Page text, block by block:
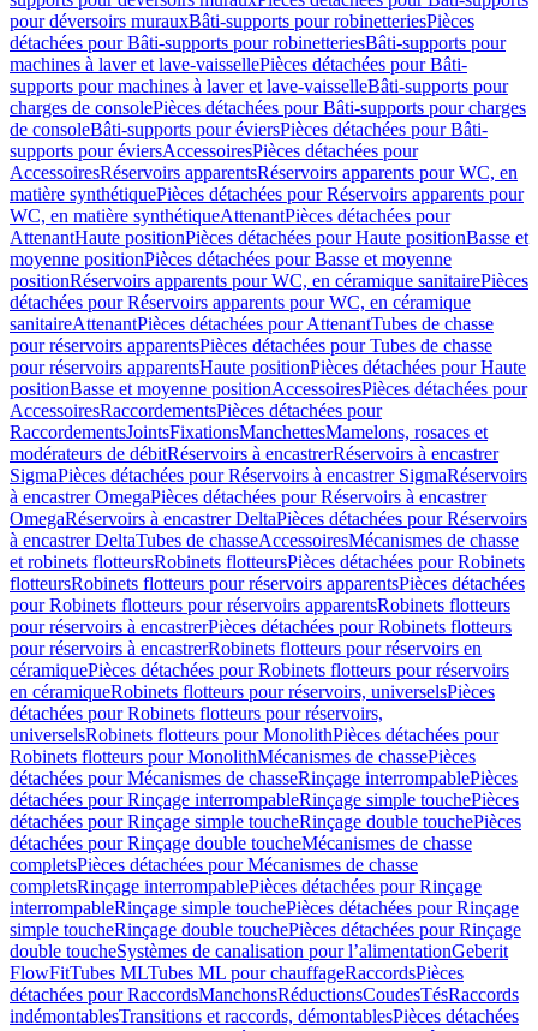
pour déversoirs murauxBâti-supports pour robinetteriesPièces
détachées pour Bâti-supports pour robinetteriesBâti-supports pour
machines à laver et lave-vaissellePièces détachées pour Bâti-
supports pour machines à laver et lave-vaisselleBâti-supports pour
charges de consolePièces détachées pour Bâti-supports pour charges
de consoleBâti-supports pour éviersPièces détachées pour Bâti-
supports pour éviersAccessoiresPièces détachées pour
AccessoiresRéservoirs apparentsRéservoirs apparents pour WC, en
matière synthétiquePièces détachées pour Réservoirs apparents pour
WC, en matière synthétiqueAttenantPièces détachées pour
AttenantHaute positionPièces détachées pour Haute positionBasse et
moyenne positionPièces détachées pour Basse et moyenne
positionRéservoirs apparents pour WC, en céramique sanitairePièces
détachées pour Réservoirs apparents pour WC, en céramique
sanitaireAttenantPièces détachées pour AttenantTubes de chasse
pour réservoirs apparentsPièces détachées pour Tubes de chasse
pour réservoirs apparentsHaute positionPièces détachées pour Haute
positionBasse et moyenne positionAccessoiresPièces détachées pour
AccessoiresRaccordementsPièces détachées pour
RaccordementsJointsFixationsManchettesMamelons, rosaces et
modérateurs de débitRéservoirs à encastrerRéservoirs à encastrer
SigmaPièces détachées pour Réservoirs à encastrer SigmaRéservoirs
à encastrer OmegaPièces détachées pour Réservoirs à encastrer
OmegaRéservoirs à encastrer DeltaPièces détachées pour Réservoirs
à encastrer DeltaTubes de chasseAccessoiresMécanismes de chasse
et robinets flotteursRobinets flotteursPièces détachées pour Robinets
flotteursRobinets flotteurs pour réservoirs apparentsPièces détachées
pour Robinets flotteurs pour réservoirs apparentsRobinets flotteurs
pour réservoirs à encastrerPièces détachées pour Robinets flotteurs
pour réservoirs à encastrerRobinets flotteurs pour réservoirs en
céramiquePièces détachées pour Robinets flotteurs pour réservoirs
en céramiqueRobinets flotteurs pour réservoirs, universelsPièces
détachées pour Robinets flotteurs pour réservoirs,
universelsRobinets flotteurs pour MonolithPièces détachées pour
Robinets flotteurs pour MonolithMécanismes de chassePièces
détachées pour Mécanismes de chasseRinçage interrompablePièces
détachées pour Rinçage interrompableRinçage simple touchePièces
détachées pour Rinçage simple toucheRinçage double touchePièces
détachées pour Rinçage double toucheMécanismes de chasse
completsPièces détachées pour Mécanismes de chasse
completsRinçage interrompablePièces détachées pour Rinçage
interrompableRinçage simple touchePièces détachées pour Rinçage
simple toucheRinçage double touchePièces détachées pour Rinçage
double toucheSystèmes de canalisation pour l’alimentationGeberit
FlowFitTubes MLTubes ML pour chauffageRaccordsPièces
détachées pour RaccordsManchonsRéductionsCoudesTésRaccords
indémontablesTransitions et raccords, démontablesPièces détachées